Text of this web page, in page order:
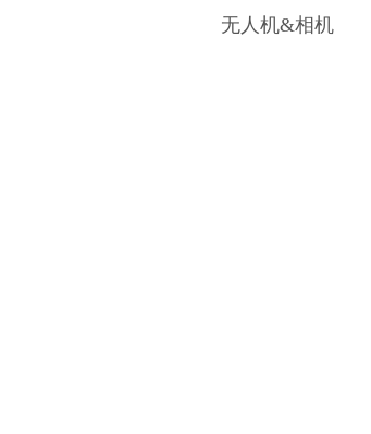
无人机&相机